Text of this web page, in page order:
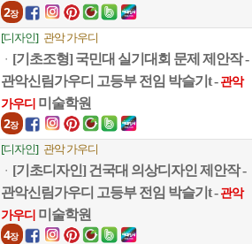
2장
[디자인] 관악 가우디
ㆍ [기초조형] 국민대 실기대회 문제 제안작 -
관악신림가우디 고등부 전임 박슬기t - 관악
가우디 미술학원
2장
[디자인] 관악 가우디
ㆍ [기초디자인] 건국대 의상디자인 제안작 -
관악신림가우디 고등부 전임 박슬기t - 관악
가우디 미술학원
4장